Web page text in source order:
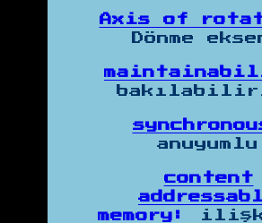
Axis of
Dönme
anuyumlu
content
memory: